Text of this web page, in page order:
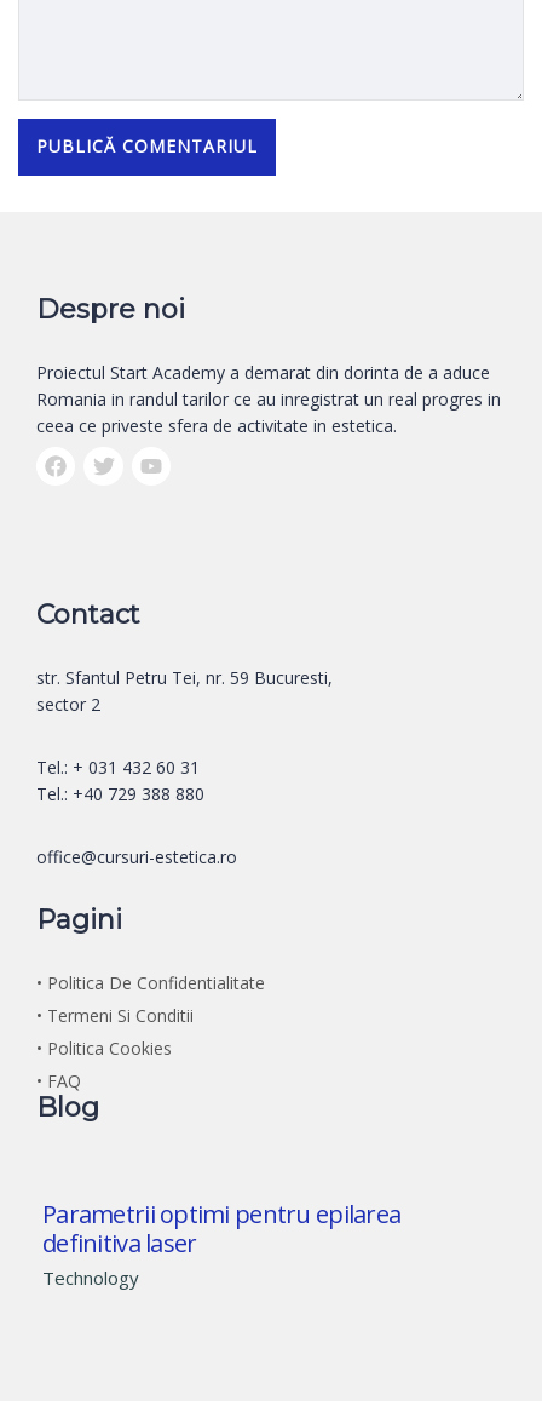
Despre noi
Proiectul Start Academy a demarat din dorinta de a aduce
Romania in randul tarilor ce au inregistrat un real progres in
ceea ce priveste sfera de activitate in estetica.
Contact
str. Sfantul Petru Tei, nr. 59 Bucuresti,
sector 2
Tel.: + 031 432 60 31
Tel.: +40 729 388 880
office@cursuri-estetica.ro
Pagini
• Politica De Confidentialitate
• Termeni Si Conditii
• Politica Cookies
• FAQ
Blog
Parametrii optimi pentru epilarea
definitiva laser
Technology